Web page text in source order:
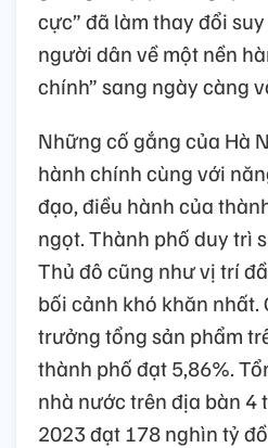
cực” đã làm thay đổi
người dân về một nền
chính” sang ngày càng
Những cố gắng của Hà
hành chính cùng với
đạo, điều hành của
ngọt. Thành phố duy trì
Thủ đô cũng như vị trí
bối cảnh khó khăn nhất.
trưởng tổng sản phẩm
thành phố đạt 5,86%.
nhà nước trên địa bàn 4
2023 đạt 178 nghìn tỷ